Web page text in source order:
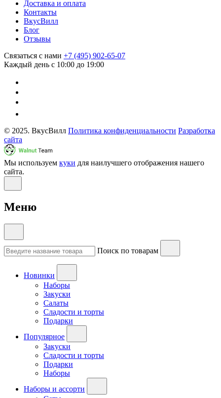
Доставка и оплата
Контакты
ВкусВилл
Блог
Отзывы
Связаться с нами +7 (495) 902-65-07
Каждый день с 10:00 до 19:00
© 2025. ВкусВилл Политика конфиденциальности Разработка
сайта
Мы используем куки для наилучшего отображения нашего
сайта.
Меню
Поиск по товарам
Новинки
Наборы
Закуски
Салаты
Сладости и торты
Подарки
Популярное
Закуски
Сладости и торты
Подарки
Наборы
Наборы и ассорти